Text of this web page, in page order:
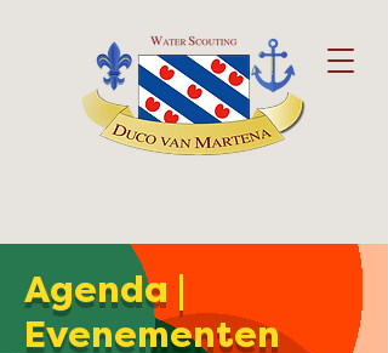
Agenda |
Evenementen